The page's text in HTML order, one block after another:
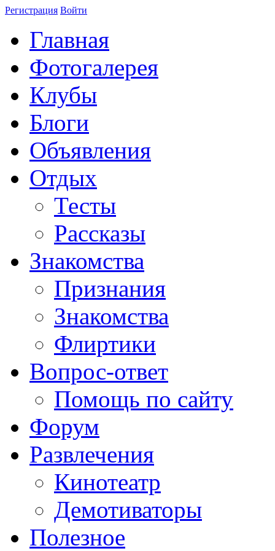
Регистрация Войти
Главная
Фотогалерея
Клубы
Блоги
Объявления
Отдых
Тесты
Рассказы
Знакомства
Признания
Знакомства
Флиртики
Вопрос-ответ
Помощь по сайту
Форум
Развлечения
Кинотеатр
Демотиваторы
Полезное